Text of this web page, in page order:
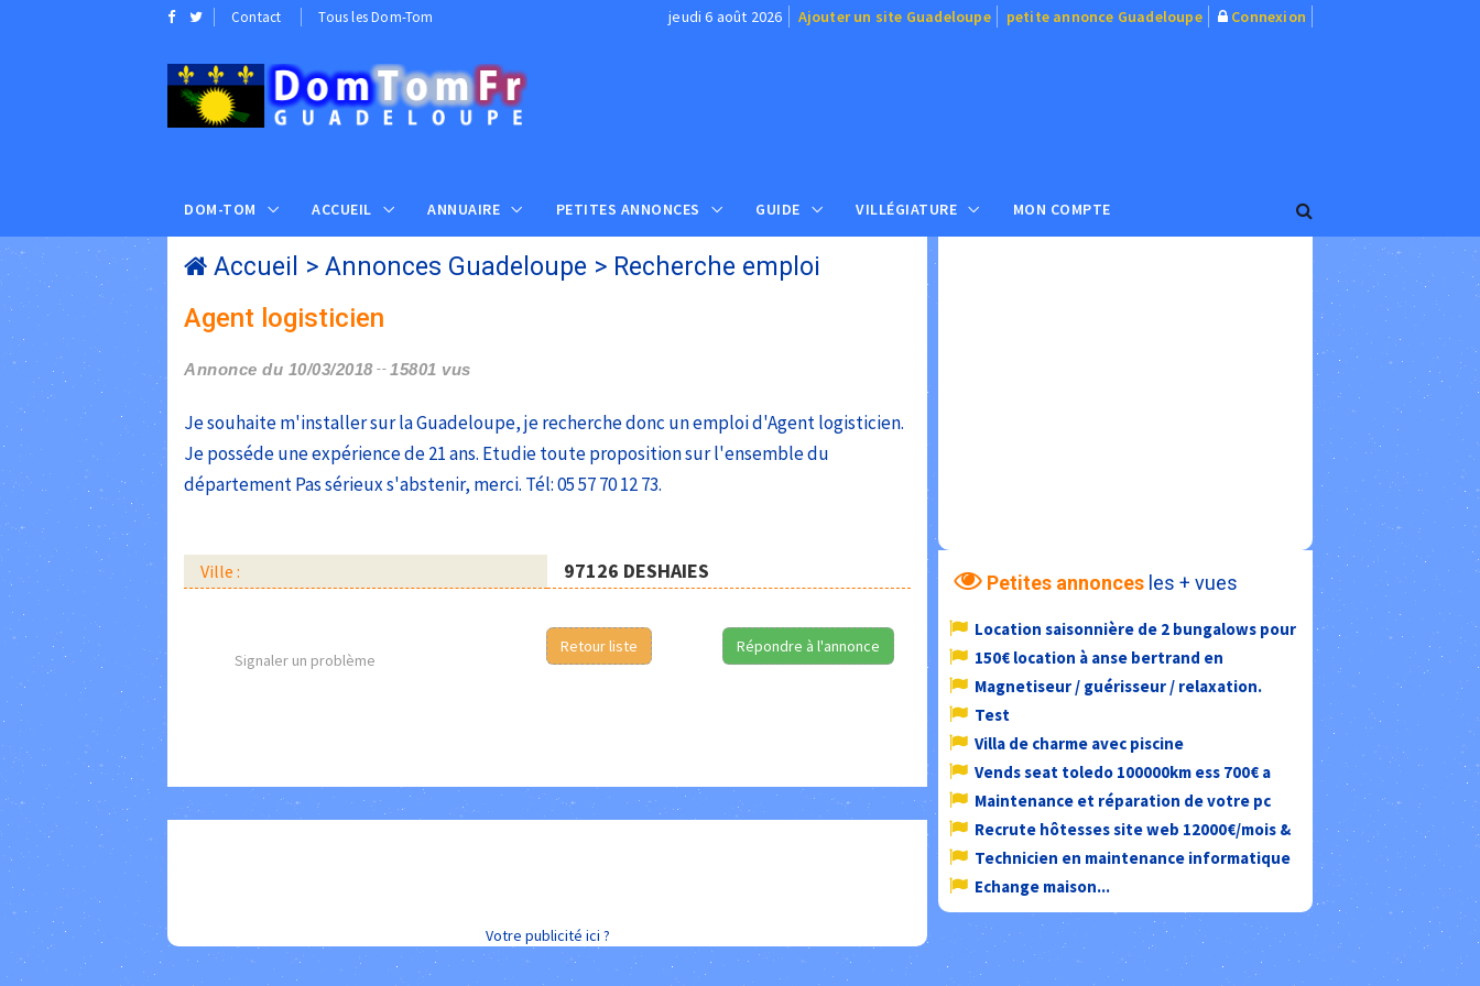
Contact Tous les Dom-Tom jeudi 6 août 2026 Ajouter un site Guadeloupe petite annonce Guadeloupe Connexion
DOM-TOM ACCUEIL ANNUAIRE PETITES ANNONCES GUIDE VILLÉGIATURE MON COMPTE
Accueil > Annonces Guadeloupe > Recherche emploi
Agent logisticien
Annonce du 10/03/2018 15801 vus
Je souhaite m'installer sur la Guadeloupe, je recherche donc un emploi d'Agent logisticien.
Je posséde une expérience de 21 ans. Etudie toute proposition sur l'ensemble du
département Pas sérieux s'abstenir, merci. Tél: 05 57 70 12 73.
Ville : 97126 DESHAIES
Signaler un problème
Retour liste Répondre à l'annonce
Votre publicité ici ?
Petites annonces les + vues
Location saisonnière de 2 bungalows pour
150€ location à anse bertrand en
Magnetiseur / guérisseur / relaxation.
Test
Villa de charme avec piscine
Vends seat toledo 100000km ess 700€ a
Maintenance et réparation de votre pc
Recrute hôtesses site web 12000€/mois &
Technicien en maintenance informatique
Echange maison...